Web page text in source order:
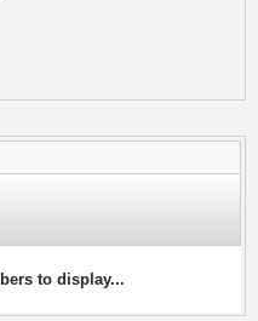
to display...